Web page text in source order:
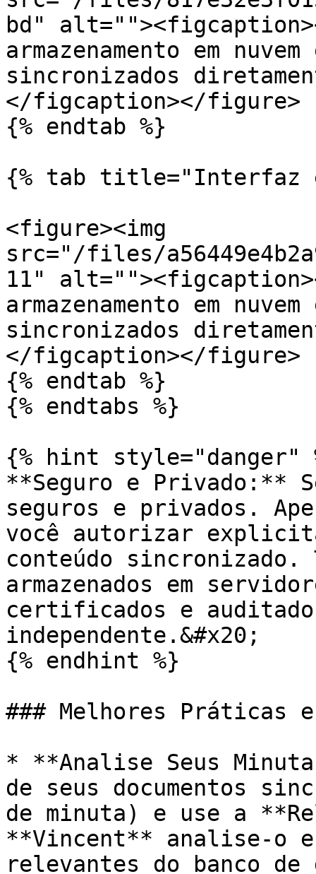
bd"
armazenamento em
sincronizados
</figcaption></figure>
{% endtab %}
{% tab title="Interfaz
<figure><img
src="/files/
11"
armazenamento em
sincronizados
</figcaption></figure>
{% endtab %}
{% endtabs %}
{% hint style="danger"
**Seguro e Privado:**
seguros e privados.
você autorizar
conteúdo sincronizado.
armazenados em
certificados e
independente.&#x20;
{% endhint %}
### Melhores Práticas
* **Analise Seus
de seus documentos
de minuta) e use a
**Vincent** analise-o
relevantes do banco de